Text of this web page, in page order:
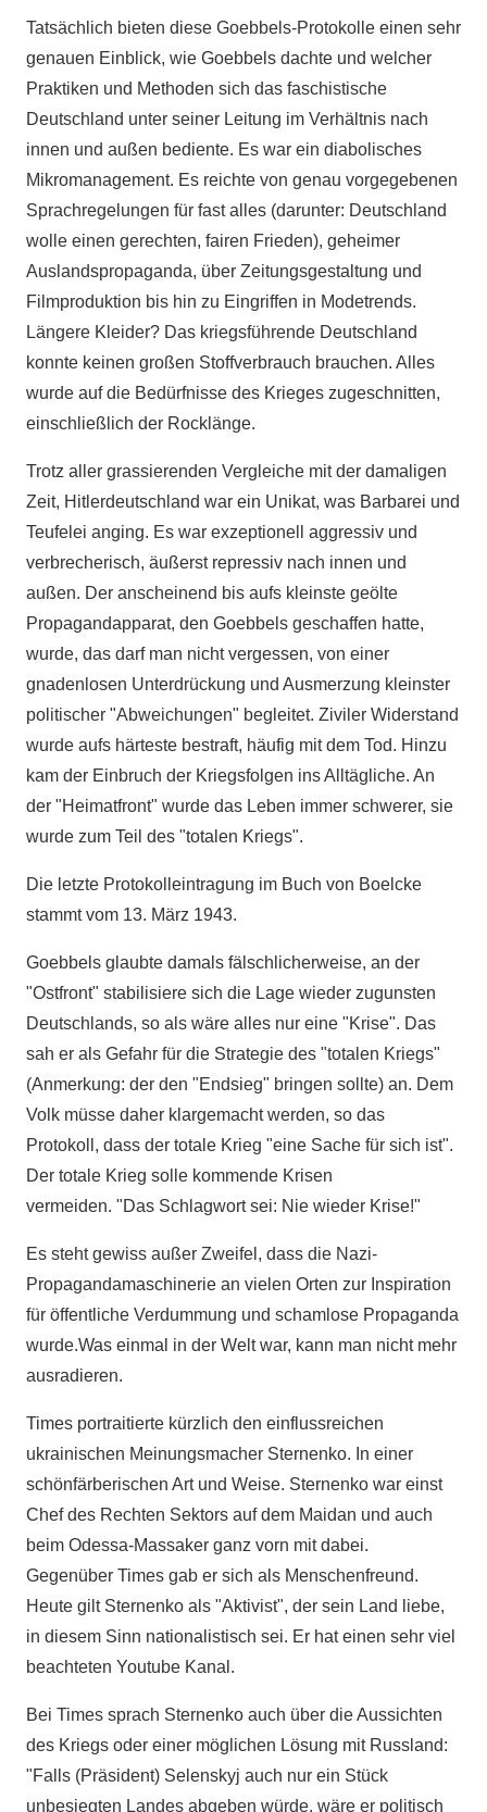
Tatsächlich bieten diese Goebbels-Protokolle einen sehr
genauen Einblick, wie Goebbels dachte und welcher
Praktiken und Methoden sich das faschistische
Deutschland unter seiner Leitung im Verhältnis nach
innen und außen bediente. Es war ein diabolisches
Mikromanagement. Es reichte von genau vorgegebenen
Sprachregelungen für fast alles (darunter: Deutschland
wolle einen gerechten, fairen Frieden), geheimer
Auslandspropaganda, über Zeitungsgestaltung und
Filmproduktion bis hin zu Eingriffen in Modetrends.
Längere Kleider? Das kriegsführende Deutschland
konnte keinen großen Stoffverbrauch brauchen. Alles
wurde auf die Bedürfnisse des Krieges zugeschnitten,
einschließlich der Rocklänge.
Trotz aller grassierenden Vergleiche mit der damaligen
Zeit, Hitlerdeutschland war ein Unikat, was Barbarei und
Teufelei anging. Es war exzeptionell aggressiv und
verbrecherisch, äußerst repressiv nach innen und
außen. Der anscheinend bis aufs kleinste geölte
Propagandapparat, den Goebbels geschaffen hatte,
wurde, das darf man nicht vergessen, von einer
gnadenlosen Unterdrückung und Ausmerzung kleinster
politischer "Abweichungen" begleitet. Ziviler Widerstand
wurde aufs härteste bestraft, häufig mit dem Tod. Hinzu
kam der Einbruch der Kriegsfolgen ins Alltägliche. An
der "Heimatfront" wurde das Leben immer schwerer, sie
wurde zum Teil des "totalen Kriegs".
Die letzte Protokolleintragung im Buch von Boelcke
stammt vom 13. März 1943.
Goebbels glaubte damals fälschlicherweise, an der
"Ostfront" stabilisiere sich die Lage wieder zugunsten
Deutschlands, so als wäre alles nur eine "Krise". Das
sah er als Gefahr für die Strategie des "totalen Kriegs"
(Anmerkung: der den "Endsieg" bringen sollte) an. Dem
Volk müsse daher klargemacht werden, so das
Protokoll, dass der totale Krieg "eine Sache für sich ist".
Der totale Krieg solle kommende Krisen
vermeiden. "Das Schlagwort sei: Nie wieder Krise!"
Es steht gewiss außer Zweifel, dass die Nazi-
Propagandamaschinerie an vielen Orten zur Inspiration
für öffentliche Verdummung und schamlose Propaganda
wurde.Was einmal in der Welt war, kann man nicht mehr
ausradieren.
Times portraitierte kürzlich den einflussreichen
ukrainischen Meinungsmacher Sternenko. In einer
schönfärberischen Art und Weise. Sternenko war einst
Chef des Rechten Sektors auf dem Maidan und auch
beim Odessa-Massaker ganz vorn mit dabei.
Gegenüber Times gab er sich als Menschenfreund.
Heute gilt Sternenko als "Aktivist", der sein Land liebe,
in diesem Sinn nationalistisch sei. Er hat einen sehr viel
beachteten Youtube Kanal.
Bei Times sprach Sternenko auch über die Aussichten
des Kriegs oder einer möglichen Lösung mit Russland:
"Falls (Präsident) Selenskyj auch nur ein Stück
unbesiegten Landes abgeben würde, wäre er politisch